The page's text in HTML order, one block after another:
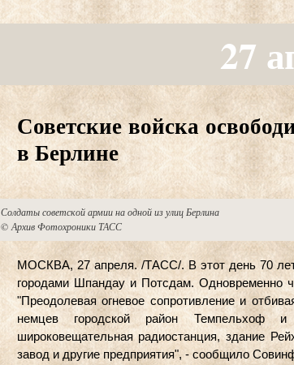
27
Советские войска
в Берлине
Солдаты советской армии на одной из улиц Берлина
©Архив Фотохроники ТАСС
МОСКВА, 27 апреля. /ТАСС/. В этот день 70 лет
городами Шпандау и Потсдам. Одновременно
"Преодолевая огневое сопротивление и
немцев городской район Темпельхоф
широковещательная радиостанция, здание
завод и другие предприятия", - сообщило